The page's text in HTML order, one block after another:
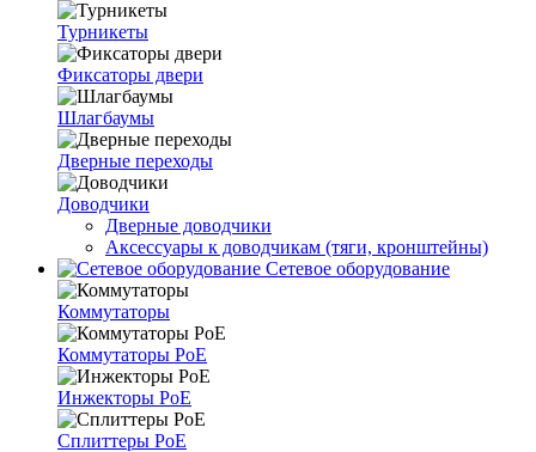
Турникеты
Фиксаторы двери
Шлагбаумы
Дверные переходы
Доводчики
Дверные доводчики
Аксессуары к доводчикам (тяги, кронштейны)
Сетевое оборудование
Коммутаторы
Коммутаторы PoE
Инжекторы PoE
Сплиттеры PoE